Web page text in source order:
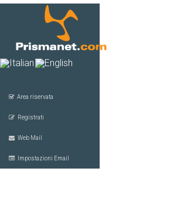
Area riservata
Registrati
Web Mail
Impostazioni Email